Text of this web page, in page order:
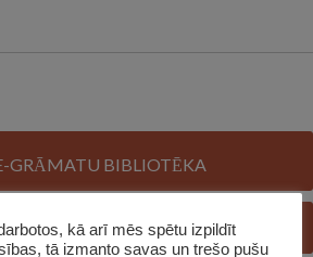
GRĀMATU BIBLIOTĒKA
E-KATALOGSkā arī mēs spētu izpildīt
tā izmanto savas un trešo pušu